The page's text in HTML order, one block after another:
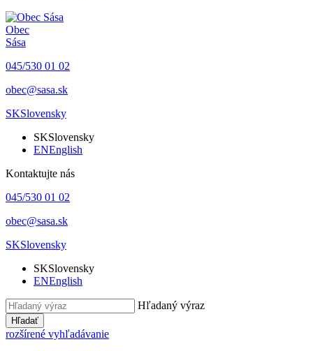
Obec
Sása
045/530 01 02
obec@sasa.sk
SKSlovensky
SKSlovensky
ENEnglish
Kontaktujte nás
045/530 01 02
obec@sasa.sk
SKSlovensky
SKSlovensky
ENEnglish
Hľadaný výraz
Hľadať
rozšírené vyhľadávanie